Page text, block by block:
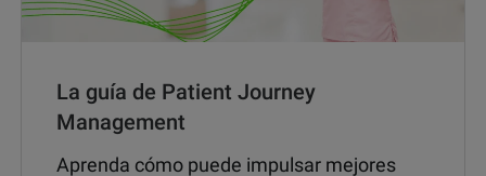
La guía de Patient Journey
Management
Aprenda cómo puede impulsar mejores